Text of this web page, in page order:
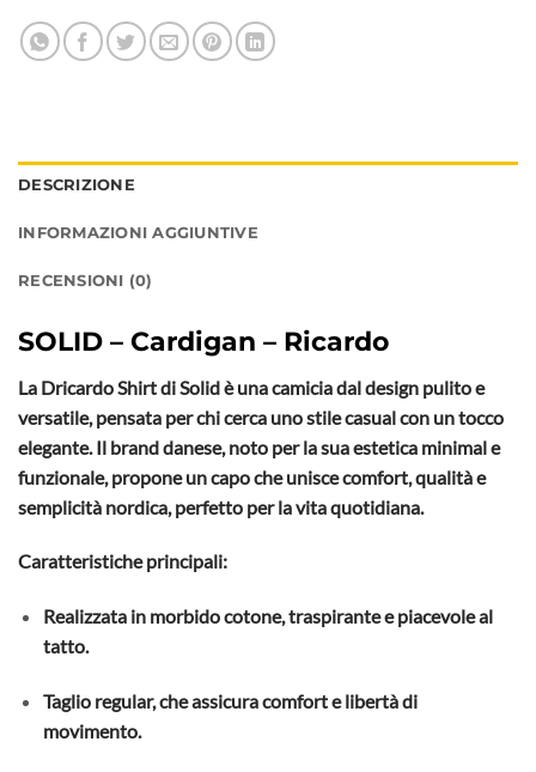
DESCRIZIONE
INFORMAZIONI AGGIUNTIVE
RECENSIONI (0)
SOLID – Cardigan – Ricardo
La Dricardo Shirt di Solid è una camicia dal design pulito e
versatile, pensata per chi cerca uno stile casual con un tocco
elegante. Il brand danese, noto per la sua estetica minimal e
funzionale, propone un capo che unisce comfort, qualità e
semplicità nordica, perfetto per la vita quotidiana.
Caratteristiche principali:
Realizzata in morbido cotone, traspirante e piacevole al
tatto.
Taglio regular, che assicura comfort e libertà di
movimento.